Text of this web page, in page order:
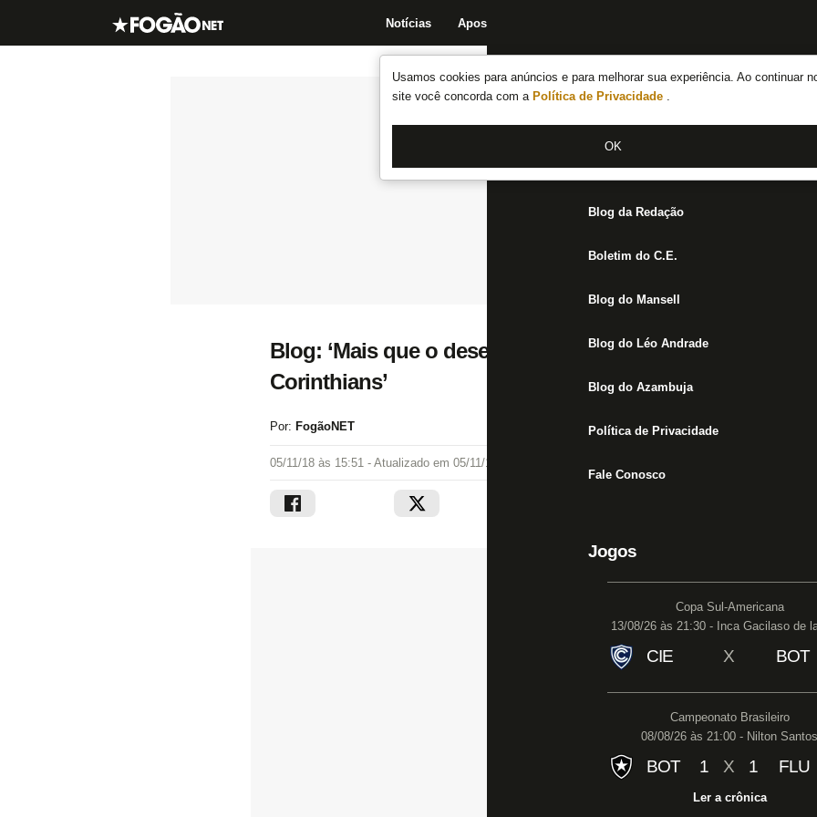
Usamos cookies para anúncios e para melhorar sua experiência. Ao continuar
site você concorda com a Política de Privacidade .
OK
Notícias Apostas
Notícias do Botafogo
Fórum
Jogos
Blog da Redação
Boletim do C.E.
Blog do Mansell
Blog do Léo Andrade
Blog do Azambuja
Política de Privacidade
Fale Conosco
Jogos
Copa Sul-Americana
13/08/26 às 21:30 - Inca Gacilaso de
CIE X BOT
Campeonato Brasileiro
08/08/26 às 21:00 - Nilton Santos
BOT 1 X 1 FLU
Ler a crônica
Blog: ‘Mais que o desempenho, valeu a postura do
Corinthians’
Por: FogãoNET
05/11/18 às 15:51 - Atualizado em 05/11/18 às 16:35